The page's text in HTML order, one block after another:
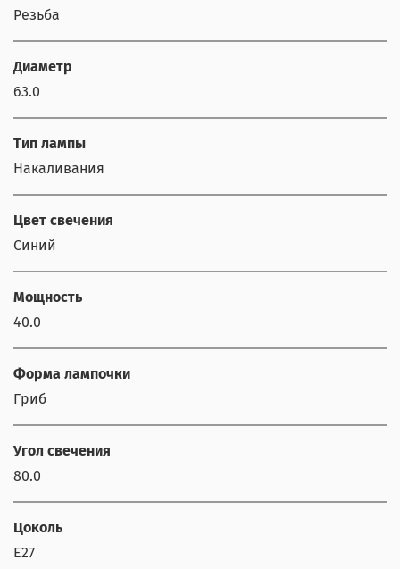
Резьба
Диаметр
63.0
Тип лампы
Накаливания
Цвет свечения
Синий
Мощность
40.0
Форма лампочки
Гриб
Угол свечения
80.0
Цоколь
E27